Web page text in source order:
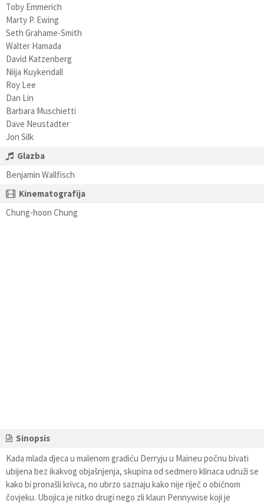
Toby Emmerich
Marty P. Ewing
Seth Grahame-Smith
Walter Hamada
David Katzenberg
Niija Kuykendall
Roy Lee
Dan Lin
Barbara Muschietti
Dave Neustadter
Jon Silk
Glazba
Benjamin Wallfisch
Kinematografija
Chung-hoon Chung
Sinopsis
Kada mlada djeca u malenom gradiću Derryju u Maineu počnu bivati
ubijena bez ikakvog objašnjenja, skupina od sedmero klinaca udruži se
kako bi pronašli krivca, no ubrzo saznaju kako nije riječ o običnom
čovjeku. Ubojica je nitko drugi nego zli klaun Pennywise koji je